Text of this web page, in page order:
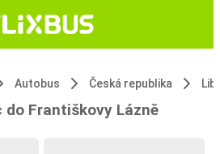
Autobus Česká republika
do Františkovy Lázně